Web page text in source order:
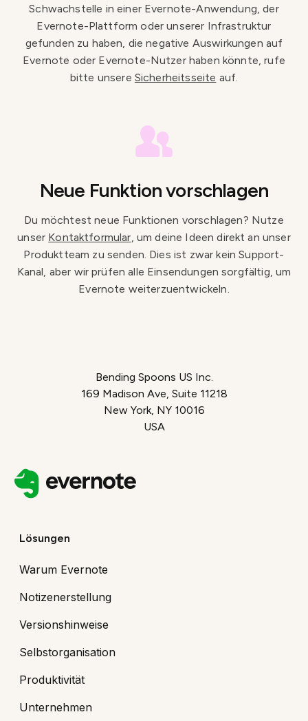
Schwachstelle in einer Evernote-Anwendung, der
Evernote-Plattform oder unserer Infrastruktur
gefunden zu haben, die negative Auswirkungen auf
Evernote oder Evernote-Nutzer haben könnte, rufe
bitte unsere Sicherheitsseite auf.
Neue Funktion vorschlagen
Du möchtest neue Funktionen vorschlagen? Nutze
unser Kontaktformular, um deine Ideen direkt an unser
Produktteam zu senden. Dies ist zwar kein Support-
Kanal, aber wir prüfen alle Einsendungen sorgfältig, um
Evernote weiterzuentwickeln.
Bending Spoons US Inc.
169 Madison Ave, Suite 11218
New York, NY 10016
USA
Lösungen
Warum Evernote
Notizenerstellung
Versionshinweise
Selbstorganisation
Produktivität
Unternehmen